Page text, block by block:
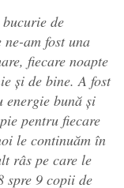
de
am fost una
fiecare noapte
și de bine. A fost
energie bună și
pentru fiecare
le continuăm în
râs pe care le
spre 9 copii de